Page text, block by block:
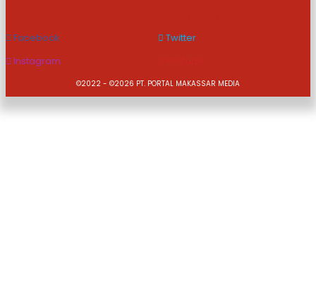
Facebook
Twitter
Instagram
©2022 - ©2026 PT. PORTAL MAKASSAR MEDIA